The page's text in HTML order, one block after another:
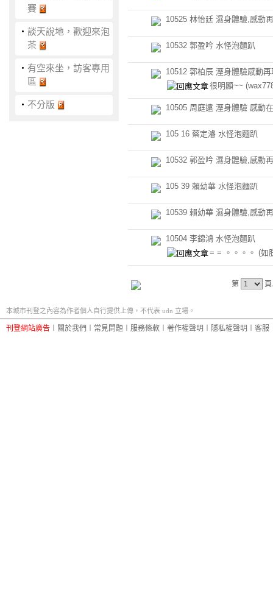
賽
‧ 談天說地，歡迎來泡
茶
‧ 有空來坐，訪客專用
區
‧ 不分版
10525 林怡廷 濕身體驗,感動
10532 郭盈吟 水怪泡麵趴
10512 郭柏辰 溼身體驗感動再
很明顯~~
10505 周庭遠 溼身體驗 感動
105 16 蔡定濬 水怪泡麵趴
10532 郭盈吟 濕身體驗,感動
105 39 賴幼華 水怪泡麵趴
10539 賴幼華 濕身體驗,感動
10504 李錦鴻 水怪泡麵趴
= = 。。。。 (如
第
本城市刊登之內容為作者個人自行提供上傳，不代表 udn 立場。
刊登網站廣告 關於我們 常見問題 服務條款 著作權聲明 隱私權聲明 客服